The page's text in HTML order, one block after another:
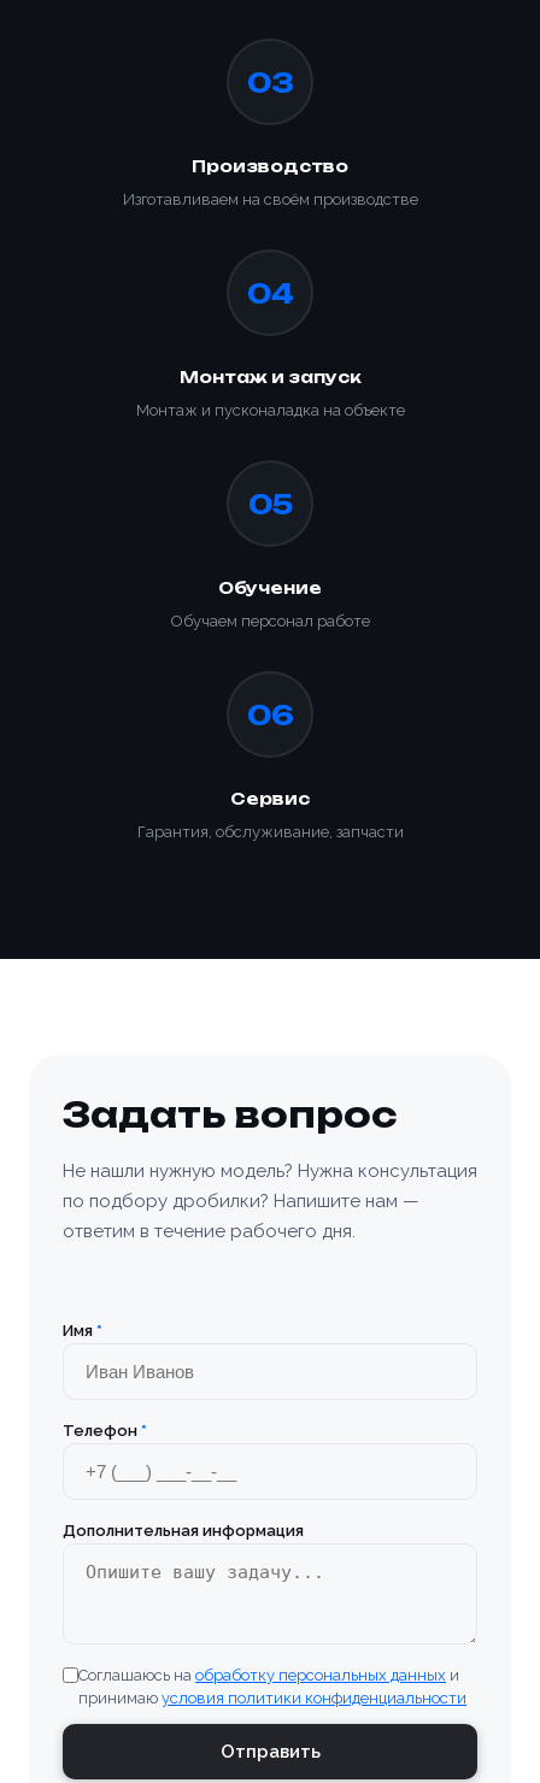
03
Производство
Изготавливаем на своём производстве
04
Монтаж и запуск
Монтаж и пусконаладка на объекте
05
Обучение
Обучаем персонал работе
06
Сервис
Гарантия, обслуживание, запчасти
Задать вопрос
Не нашли нужную модель? Нужна консультация
по подбору дробилки? Напишите нам —
ответим в течение рабочего дня.
Имя *
Телефон *
Дополнительная информация
Соглашаюсь на обработку персональных данных и
принимаю условия политики конфиденциальности
Отправить
📎 Прикрепить реквизиты